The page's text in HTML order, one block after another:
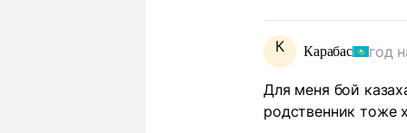
К Карабас год
Для меня бой
родственник тоже